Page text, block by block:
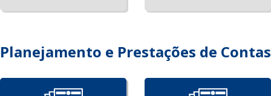
Planejamento e Prestações de Contas